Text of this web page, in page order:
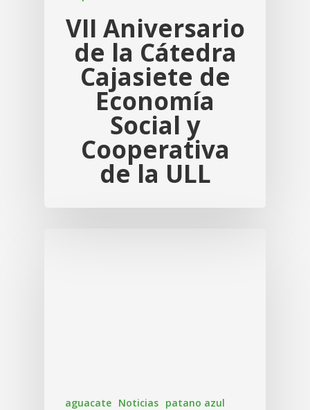
VII Aniversario
de la Cátedra
Cajasiete de
Economía
Social y
Cooperativa
de la ULL
aguacate Noticias patano azul